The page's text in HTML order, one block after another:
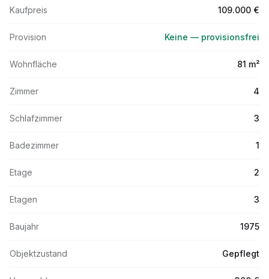
Kaufpreis 109.000 €
Provision Keine — provisionsfrei
Wohnfläche 81 m²
Zimmer 4
Schlafzimmer 3
Badezimmer 1
Etage 2
Etagen 3
Baujahr 1975
Objektzustand Gepflegt